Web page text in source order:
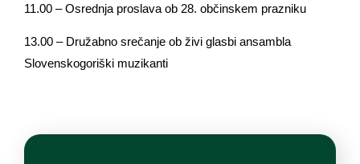
11.00 – Osrednja proslava ob 28. občinskem prazniku
13.00 – Družabno srečanje ob živi glasbi ansambla
Slovenskogoriški muzikanti